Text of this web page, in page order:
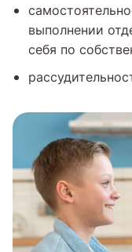
выполнении
себя по